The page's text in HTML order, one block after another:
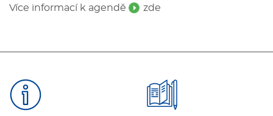
Více informací k agendě zde